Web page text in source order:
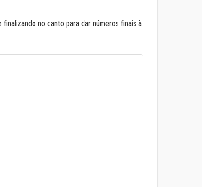
no canto para dar números finais à